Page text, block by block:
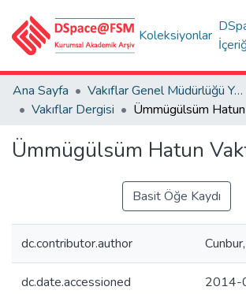
Koleksiyonlar
Ana Sayfa
Vakıflar Genel Müdürlüğü Yayınları
Vakıflar Dergisi
Ümmügülsüm Hatun
Basit Öğe Kaydı
dc.contributor.author
dc.date.accessioned 2014-